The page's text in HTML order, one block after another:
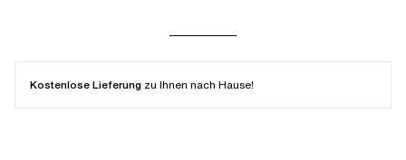
Kostenlose Lieferung zu Ihnen nach Hause!